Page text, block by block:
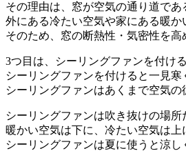
その理由は、窓が空気の通り道であ
外にある冷たい空気や家にある暖か
そのため、窓の断熱性・気密性を
3つ目は、シーリングファンを付け
シーリングファンを付けると一見
シーリングファンはあくまで空気
シーリングファンは吹き抜けの場
暖かい空気は下に、冷たい空気は
シーリングファンは夏に使うと涼